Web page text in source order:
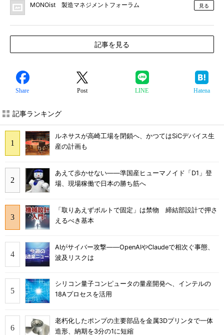
MONOist 製造マネジメントフォーラム 見る
記事を見る
Share Post LINE Hatena
記事ランキング
ルネサスが高崎工場を閉鎖へ、かつてはSiCデバイス生
産の計画も
あえて歩かせない――準国産ヒューマノイド「D1」登
場、現場稼働で日本の勝ち筋へ
「取りあえずボルトで固定」は禁物 締結部設計で押さ
えるべき基本
AIがサイバー攻撃――OpenAIやClaudeで相次ぐ事態、
波及リスクは
シリコン量子コンピュータの量産開発へ、インテルの
18Aプロセスを活用
老朽化したポンプの主要部品を金属3Dプリンタで一体
造形、納期を3分の1に短縮